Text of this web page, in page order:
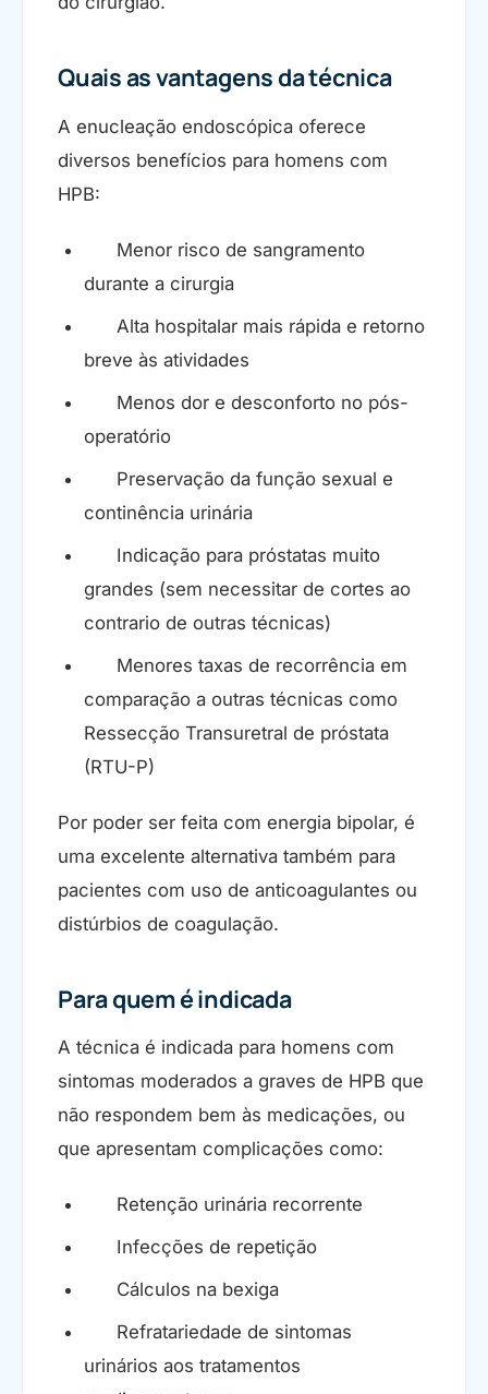
Quais as vantagens da técnica
A enucleação endoscópica oferece
diversos benefícios para homens com
HPB:
Menor risco de sangramento
durante a cirurgia
Alta hospitalar mais rápida e retorno
breve às atividades
Menos dor e desconforto no pós-
operatório
Preservação da função sexual e
continência urinária
Indicação para próstatas muito
grandes (sem necessitar de cortes ao
contrario de outras técnicas)
Menores taxas de recorrência em
comparação a outras técnicas como
Ressecção Transuretral de próstata
(RTU-P)
Por poder ser feita com energia bipolar, é
uma excelente alternativa também para
pacientes com uso de anticoagulantes ou
distúrbios de coagulação.
Para quem é indicada
A técnica é indicada para homens com
sintomas moderados a graves de HPB que
não respondem bem às medicações, ou
que apresentam complicações como:
Retenção urinária recorrente
Infecções de repetição
Cálculos na bexiga
Refratariedade de sintomas
urinários aos tratamentos